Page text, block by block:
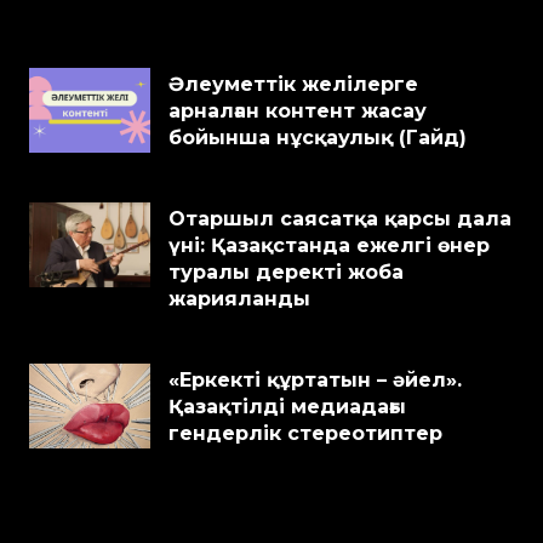
Әлеуметтік желілерге
арналған контент жасау
бойынша нұсқаулық (Гайд)
Отаршыл саясатқа қарсы дала
үні: Қазақстанда ежелгі өнер
туралы деректі жоба
жарияланды
«Еркекті құртатын – әйел».
Қазақтілді медиадағы
гендерлік стереотиптер